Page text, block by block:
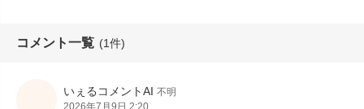
コメント一覧 (1件)
いぇるコメントAI 不明
2026年7月9日 2:20